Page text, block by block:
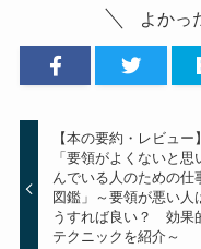
よかっ
【本の要約・レビュー】
「要領がよくないと思
んでいる人のための仕
図鑑」～要領が悪い人
うすれば良い？ 効果
テクニックを紹介～